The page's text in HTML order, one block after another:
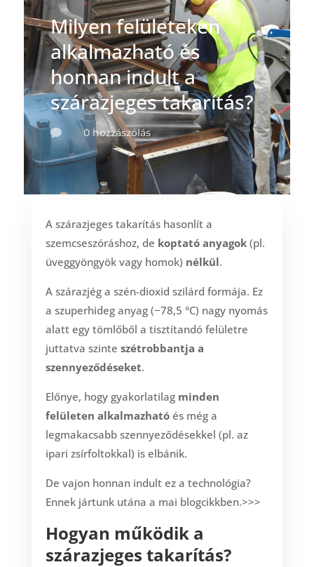
Milyen felületeken
alkalmazható és
honnan indult a
szárazjeges takarítás?
 0 hozzászólás
A szárazjeges takarítás hasonlít a
szemcseszóráshoz, de koptató anyagok(pl.
üveggyöngyök vagy homok) nélkül.
A szárazjég a szén-dioxid szilárd formája. Ez
a szuperhideg anyag (−78,5 °C) nagy nyomás
alatt egy tömlőből a tisztítandó felületre
juttatva szinte szétrobbantja a
szennyeződéseket.
Előnye, hogy gyakorlatilag minden
felületen alkalmazhatóés még a
legmakacsabb szennyeződésekkel (pl. az
ipari zsírfoltokkal) is elbánik.
De vajon honnan indult ez a technológia?
Ennek jártunk utána a mai blogcikkben.>>>
Hogyan működik a
szárazjeges takarítás?